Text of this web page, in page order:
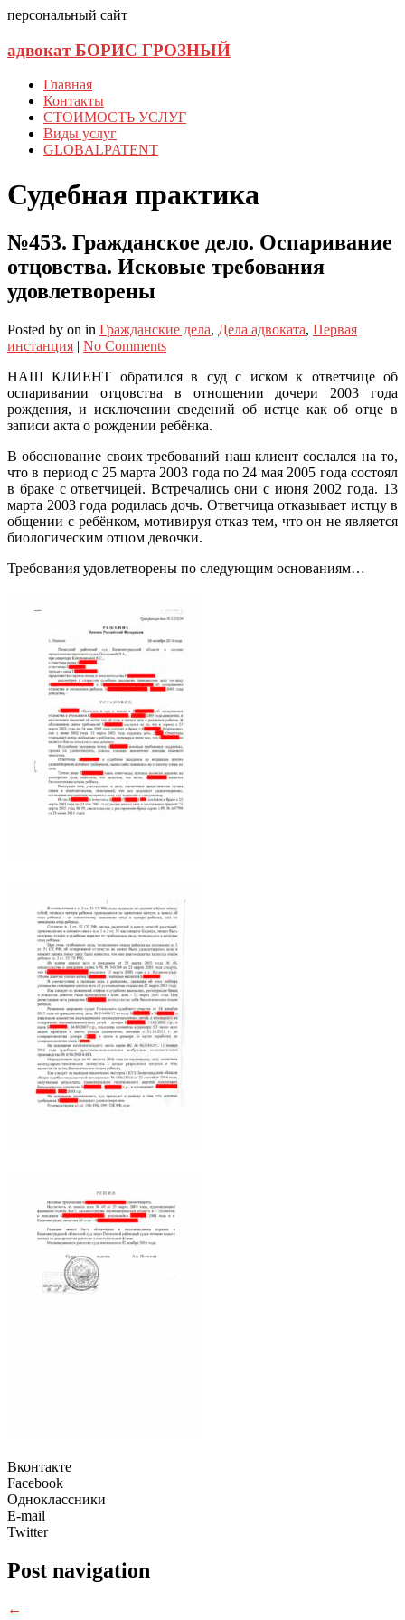
персональный сайт
адвокат БОРИС ГРОЗНЫЙ
Главная
Контакты
СТОИМОСТЬ УСЛУГ
Виды услуг
GLOBALPATENT
Судебная практика
№453. Гражданское дело. Оспаривание
отцовства. Исковые требования
удовлетворены
Posted by on in Гражданские дела, Дела адвоката, Первая
инстанция | No Comments
НАШ КЛИЕНТ обратился в суд с иском к ответчице об
оспаривании отцовства в отношении дочери 2003 года
рождения, и исключении сведений об истце как об отце в
записи акта о рождении ребёнка.
В обоснование своих требований наш клиент сослался на то,
что в период с 25 марта 2003 года по 24 мая 2005 года состоял
в браке с ответчицей. Встречались они с июня 2002 года. 13
марта 2003 года родилась дочь. Ответчица отказывает истцу в
общении с ребёнком, мотивируя отказ тем, что он не является
биологическим отцом девочки.
Требования удовлетворены по следующим основаниям…
Вконтакте
Facebook
Одноклассники
E-mail
Twitter
Post navigation
←